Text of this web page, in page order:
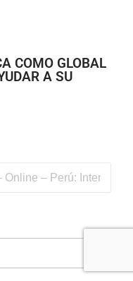
COMO GLOBAL
A SU